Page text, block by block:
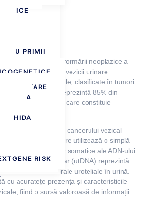
PRIMII
EREDITARE
LICHIDA
LICHIDA
RISK
este rezultatul transformării neoplazice a
suprafața internă a vezicii urinare.
carcinoame uroteliale, clasificate în tumori
(NMIBC), care reprezintă 85% din
musculare (MIBC), care constituie
detectarea cancerului vezical
ultimă generație, care utilizează o simplă
mutațiilor somatice ale ADN-ului
ul tumoral urinar (utDNA) reprezintă
de celulele tumorale uroteliale în urină.
cu acuratețe prezența și caracteristicile
fiind o sursă valoroasă de informații